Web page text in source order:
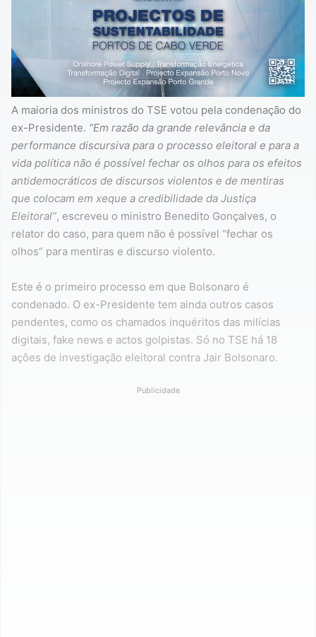
A maioria dos ministros do TSE votou pela condenação do
ex-Presidente. “Em razão da grande relevância e da
performance discursiva para o processo eleitoral e para a
vida política não é possível fechar os olhos para os efeitos
antidemocráticos de discursos violentos e de mentiras
que colocam em xeque a credibilidade da Justiça
Eleitoral”, escreveu o ministro Benedito Gonçalves, o
relator do caso, para quem não é possível “fechar os
olhos” para mentiras e discurso violento.
Este é o primeiro processo em que Bolsonaro é
condenado. O ex-Presidente tem ainda outros casos
pendentes, como os chamados inquéritos das milícias
digitais, fake news e actos golpistas. Só no TSE há 18
ações de investigação eleitoral contra Jair Bolsonaro.
Publicidade